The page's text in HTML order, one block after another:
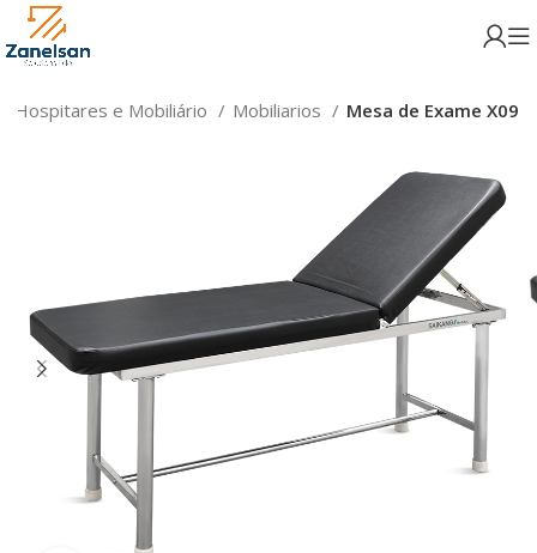
Hospitares e Mobiliário Mobiliarios Mesa de Exame X09